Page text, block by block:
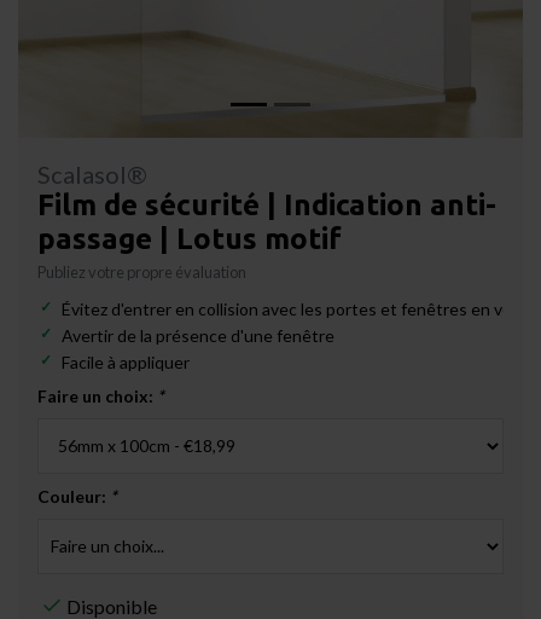
Scalasol®
Film de sécurité | Indication anti-
passage | Lotus motif
Publiez votre propre évaluation
Évitez d'entrer en collision avec les portes et fenêtres en verre
Avertir de la présence d'une fenêtre
Facile à appliquer
Faire un choix: *
Couleur: *
Disponible